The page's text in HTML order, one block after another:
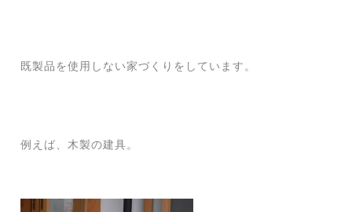
既製品を使用しない家づくりをしています。
例えば、木製の建具。